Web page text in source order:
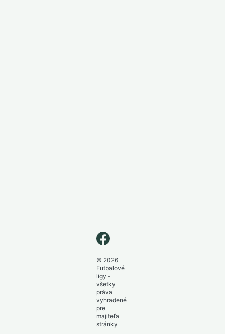
© 2026
Futbalové
ligy -
všetky
práva
vyhradené
pre
majiteľa
stránky